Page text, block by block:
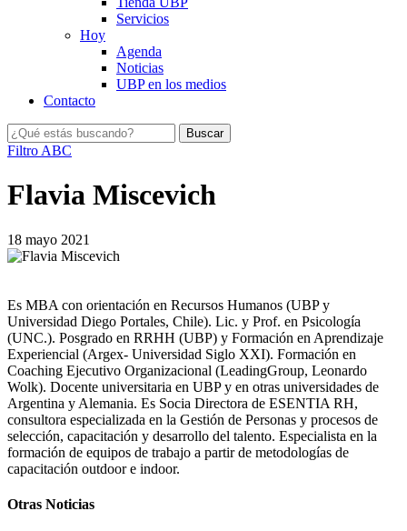
Servicios
Hoy
Agenda
Noticias
UBP en los medios
Contacto
Filtro ABC
Flavia Miscevich
18 mayo 2021
Es MBA con orientación en Recursos Humanos (UBP y
Universidad Diego Portales, Chile). Lic. y Prof. en Psicología
(UNC.). Posgrado en RRHH (UBP) y Formación en Aprendizaje
Experiencial (Argex- Universidad Siglo XXI). Formación en
Coaching Ejecutivo Organizacional (LeadingGroup, Leonardo
Wolk). Docente universitaria en UBP y en otras universidades de
Argentina y Alemania. Es Socia Directora de ESENTIA RH,
consultora especializada en la Gestión de Personas y procesos de
selección, capacitación y desarrollo del talento. Especialista en la
formación de equipos de trabajo a partir de metodologías de
capacitación outdoor e indoor.
Otras Noticias